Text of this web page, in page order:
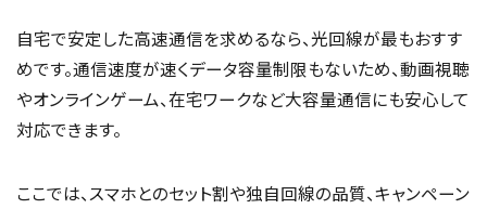
自宅で安定した高速通信を求めるなら、光回線が最もおすす
めです。通信速度が速くデータ容量制限もないため、動画視聴
やオンラインゲーム、在宅ワークなど大容量通信にも安心して
対応できます。
ここでは、スマホとのセット割や独自回線の品質、キャンペーン